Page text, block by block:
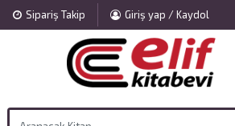
Sipariş Takip Giriş yap / Kaydol